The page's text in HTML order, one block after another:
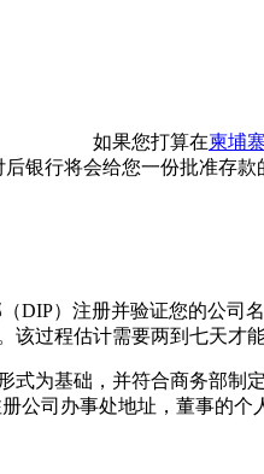
如果您打算在柬埔寨
银行将会给您一份批准存
DIP）注册并验证您的公
过程估计需要两到七天才
式为基础，并符合商务部
公司办事处地址，董事的